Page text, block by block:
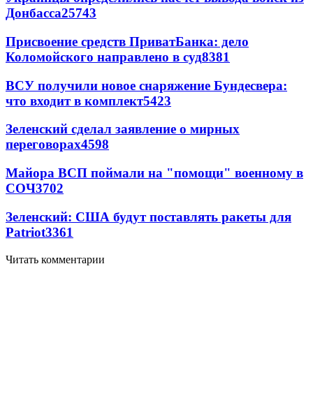
Донбасса25743
Присвоение средств ПриватБанка: дело
Коломойского направлено в суд8381
ВСУ получили новое снаряжение Бундесвера:
что входит в комплект5423
Зеленский сделал заявление о мирных
переговорах4598
Майора ВСП поймали на "помощи" военному в
СОЧ3702
Зеленский: США будут поставлять ракеты для
Patriot3361
Читать комментарии